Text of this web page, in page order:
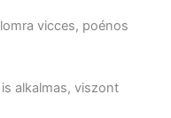
vicces, poénos
alkalmas, viszont